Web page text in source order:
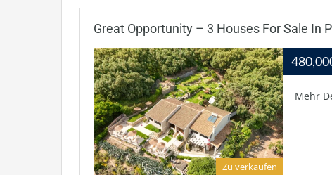
Great Opportunity – 3 Houses For Sale In
Zu verkaufen
Mehr